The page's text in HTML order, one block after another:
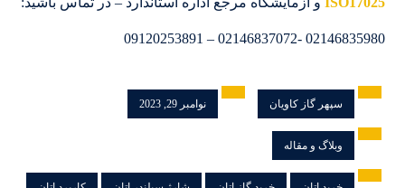
02146835980 -02146837072 – 09120253891
سپهر گاز کاویان نوامبر 29, 2023
وبلاگ و مقاله